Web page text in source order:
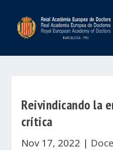
Reivindicando la
crítica
Nov 17, 2022 |